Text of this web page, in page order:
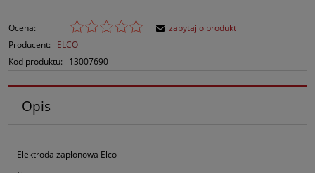
Ocena:
Producent:
ELCO
Kod produktu:
13007690
zapytaj o produkt
Opis
Elektroda zapłonowa Elco